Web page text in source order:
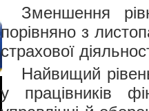
Зменшення
порівняно з
страхової
Найвищий
у працівників